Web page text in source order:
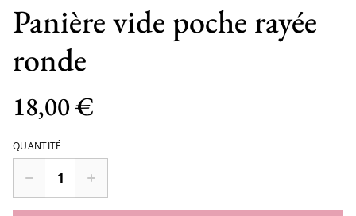
Panière vide poche rayée
ronde
18,00 €
QUANTITÉ